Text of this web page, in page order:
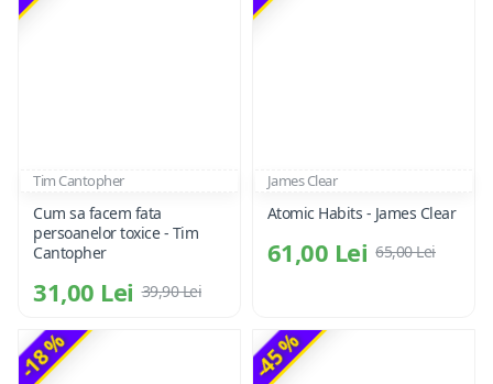
Tim Cantopher
Cum sa facem fata
persoanelor toxice - Tim
Cantopher
31,00 Lei 39,90 Lei
James Clear
Atomic Habits - James Clear
61,00 Lei 65,00 Lei
-18 % -45 %